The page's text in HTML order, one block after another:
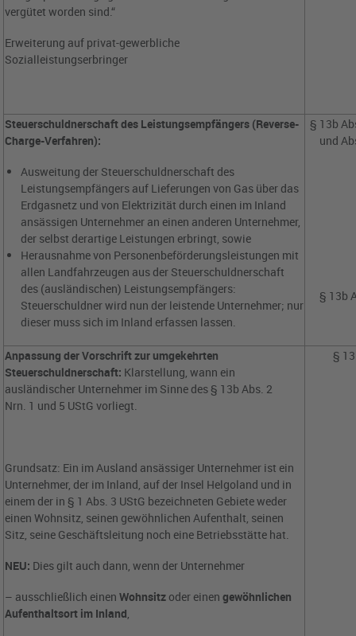
vergütet worden sind.“
Erweiterung auf privat-gewerbliche
Sozialleistungserbringer
Steuerschuldnerschaft des Leistungsempfängers (Reverse-
Charge-Verfahren):
Ausweitung der Steuerschuldnerschaft des
Leistungsempfängers auf Lieferungen von Gas über das
Erdgasnetz und von Elektrizität durch einen im Inland
ansässigen Unternehmer an einen anderen Unternehmer,
der selbst derartige Leistungen erbringt, sowie
Herausnahme von Personenbeförderungsleistungen mit
allen Landfahrzeugen aus der Steuerschuldnerschaft
des (ausländischen) Leistungsempfängers:
Steuerschuldner wird nun der leistende Unternehmer; nur
dieser muss sich im Inland erfassen lassen.
§ 13b
und
§ 13b
Anpassung der Vorschrift zur umgekehrten
Steuerschuldnerschaft: Klarstellung, wann ein
ausländischer Unternehmer im Sinne des § 13b Abs. 2
Nrn. 1 und 5 UStG vorliegt.
Grundsatz: Ein im Ausland ansässiger Unternehmer ist ein
Unternehmer, der im Inland, auf der Insel Helgoland und in
einem der in § 1 Abs. 3 UStG bezeichneten Gebiete weder
einen Wohnsitz, seinen gewöhnlichen Aufenthalt, seinen
Sitz, seine Geschäftsleitung noch eine Betriebsstätte hat.
NEU: Dies gilt auch dann, wenn der Unternehmer
– ausschließlich einenWohnsitz oder einen gewöhnlichen
Aufenthaltsort im Inland,
§